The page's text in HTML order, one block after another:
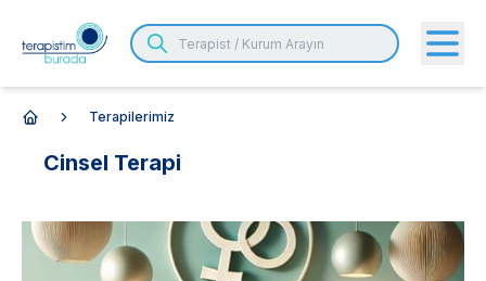
Terapilerimiz
Cinsel Terapi